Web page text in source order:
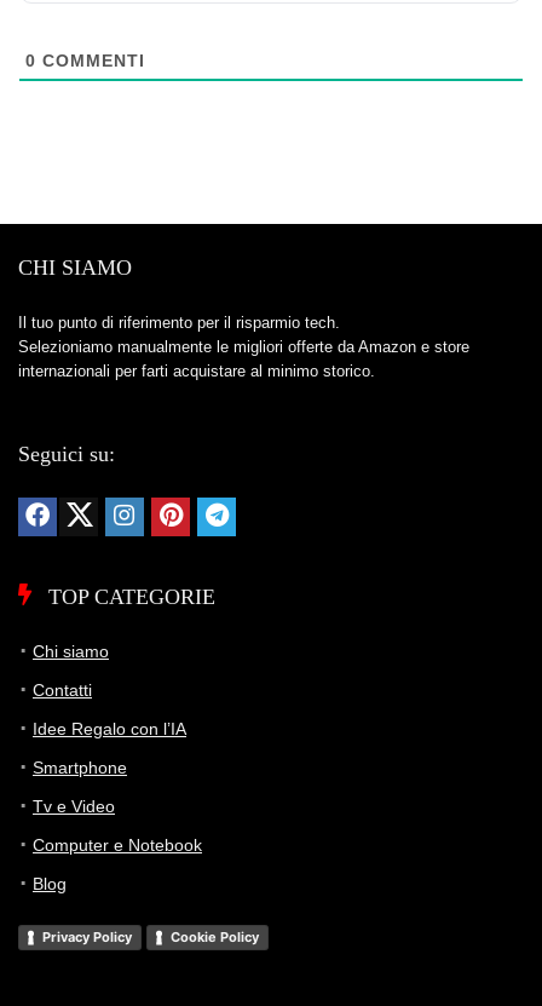
0 COMMENTI
CHI SIAMO
Il tuo punto di riferimento per il risparmio tech.
Selezioniamo manualmente le migliori offerte da Amazon e store
internazionali per farti acquistare al minimo storico.
Seguici su:
TOP CATEGORIE
Chi siamo
Contatti
Idee Regalo con l’IA
Smartphone
Tv e Video
Computer e Notebook
Blog
Privacy Policy Cookie Policy